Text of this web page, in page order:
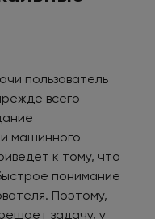
пользователь
всего
машинного
к тому, что
понимание
Поэтому,
задачу, у